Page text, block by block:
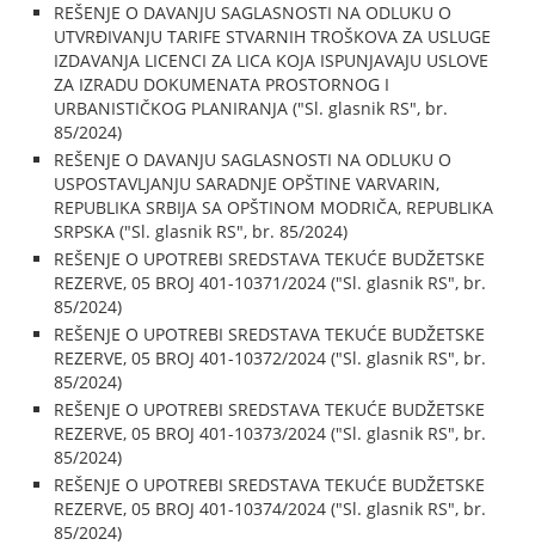
REŠENJE O DAVANJU SAGLASNOSTI NA ODLUKU O
UTVRĐIVANJU TARIFE STVARNIH TROŠKOVA ZA USLUGE
IZDAVANJA LICENCI ZA LICA KOJA ISPUNJAVAJU USLOVE
ZA IZRADU DOKUMENATA PROSTORNOG I
URBANISTIČKOG PLANIRANJA ("Sl. glasnik RS", br.
85/2024)
REŠENJE O DAVANJU SAGLASNOSTI NA ODLUKU O
USPOSTAVLJANJU SARADNJE OPŠTINE VARVARIN,
REPUBLIKA SRBIJA SA OPŠTINOM MODRIČA, REPUBLIKA
SRPSKA ("Sl. glasnik RS", br. 85/2024)
REŠENJE O UPOTREBI SREDSTAVA TEKUĆE BUDŽETSKE
REZERVE, 05 BROJ 401-10371/2024 ("Sl. glasnik RS", br.
85/2024)
REŠENJE O UPOTREBI SREDSTAVA TEKUĆE BUDŽETSKE
REZERVE, 05 BROJ 401-10372/2024 ("Sl. glasnik RS", br.
85/2024)
REŠENJE O UPOTREBI SREDSTAVA TEKUĆE BUDŽETSKE
REZERVE, 05 BROJ 401-10373/2024 ("Sl. glasnik RS", br.
85/2024)
REŠENJE O UPOTREBI SREDSTAVA TEKUĆE BUDŽETSKE
REZERVE, 05 BROJ 401-10374/2024 ("Sl. glasnik RS", br.
85/2024)